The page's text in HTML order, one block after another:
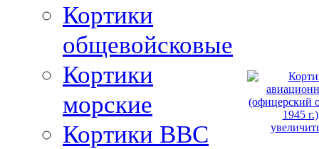
Кортики
общевойсковые
Кортики
морские
Кортики ВВС